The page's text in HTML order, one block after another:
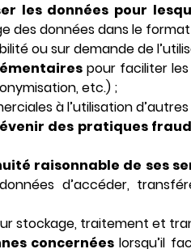
les données pour
des données dans le
ou sur demande de
pour faciliter
etc.) ;
à l’utilisation
des pratiques
raisonnable de ses
d’accéder,
stockage, traitement et
concernées lorsqu’il